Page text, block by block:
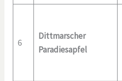
6
Dittmarscher
Paradiesapfel